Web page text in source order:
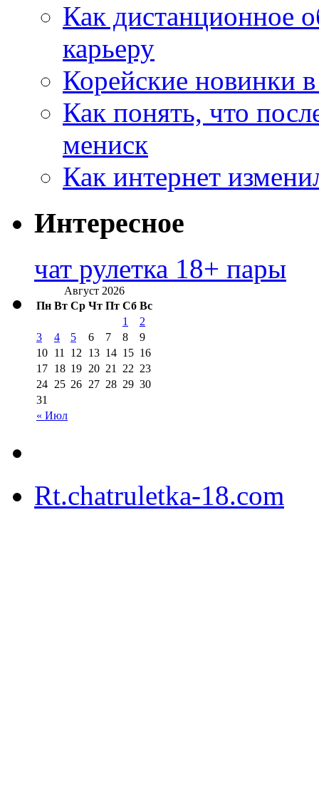
Как дистанционное
карьеру
Корейские новинки
Как понять, что
мениск
Как интернет
Интересное
чат рулетка 18+ пары
Август 2026
Пн Вт Ср Чт Пт Сб Вс
« Июл
1
2
3
4 5 6 7 8
9
10 11 12 13 14 15 16
17 18 19 20 21 22 23
24 25 26 27 28 29 30
31
Rt.chatruletka-18.com